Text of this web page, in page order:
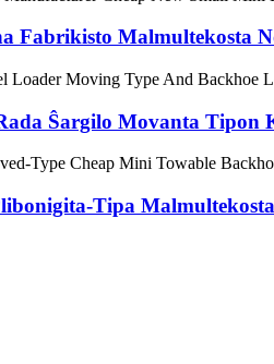
Fabrikisto Malmultekosta
Ŝargilo Movanta Tipon
Tipa